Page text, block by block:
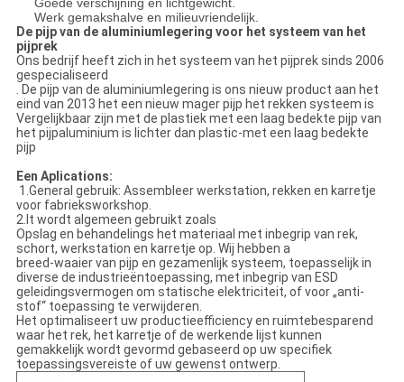
Goede verschijning en lichtgewicht.
Werk gemakshalve en milieuvriendelijk.
De pijp van de aluminiumlegering voor het systeem van het
pijprek
Ons bedrijf heeft zich in het systeem van het pijprek sinds 2006
gespecialiseerd
. De pijp van de aluminiumlegering is ons nieuw product aan het
eind van 2013 het een nieuw mager pijp het rekken systeem is
Vergelijkbaar zijn met de plastiek met een laag bedekte pijp van
het pijpaluminium is lichter dan plastic-met een laag bedekte
pijp
Een Aplications:
1.General gebruik: Assembleer werkstation, rekken en karretje
voor fabrieksworkshop.
2.It wordt algemeen gebruikt zoals
Opslag en behandelings het materiaal met inbegrip van rek,
schort, werkstation en karretje op. Wij hebben a
breed-waaier van pijp en gezamenlijk systeem, toepasselijk in
diverse de industrieëntoepassing, met inbegrip van ESD
geleidingsvermogen om statische elektriciteit, of voor „anti-
stof“ toepassing te verwijderen.
Het optimaliseert uw productieefficiency en ruimtebesparend
waar het rek, het karretje of de werkende lijst kunnen
gemakkelijk wordt gevormd gebaseerd op uw specifiek
toepassingsvereiste of uw gewenst ontwerp.